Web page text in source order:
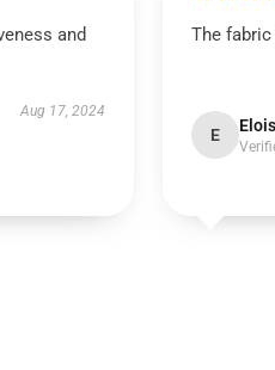
and
Aug 17, 2024
The
E